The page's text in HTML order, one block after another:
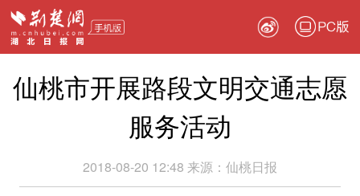
PC版
仙桃市开展路段文明交通志愿
服务活动
2018-08-20 12:48 来源： 仙桃日报